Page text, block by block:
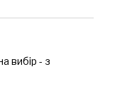
вибір - з